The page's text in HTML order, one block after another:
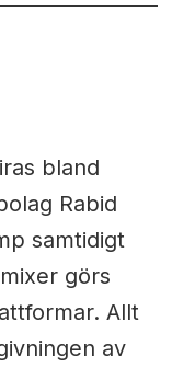
bland
Rabid
samtidigt
görs
Allt
av